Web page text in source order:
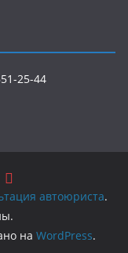
25-44
автоюриста.
на WordPress.